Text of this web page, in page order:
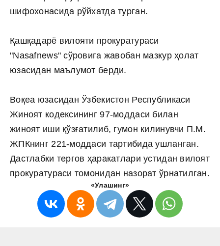
шифохонасида рўйхатда турган.
Қашқадарё вилояти прокуратураси
"Nasafnews" сўровига жавобан мазкур ҳолат
юзасидан маълумот берди.
Воқеа юзасидан Ўзбекистон Республикаси
Жиноят кодексининг 97-моддаси билан
жиноят иши қўзғатилиб, гумон килинувчи П.М.
ЖПКнинг 221-моддаси тартибида ушланган.
Дастлабки тергов ҳаракатлари устидан вилоят
прокуратураси томонидан назорат ўрнатилган.
«Улашинг»